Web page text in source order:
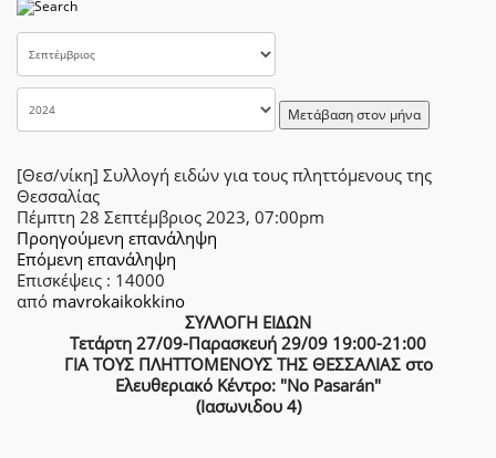
Μετάβαση στον μήνα
[Θεσ/νίκη] Συλλογή ειδών για τους πληττόμενους της
Θεσσαλίας
Πέμπτη 28 Σεπτέμβριος 2023, 07:00pm
Προηγούμενη επανάληψη
Επόμενη επανάληψη
Επισκέψεις : 14000
από mavrokaikokkino
ΣΥΛΛΟΓΗ ΕΙΔΩΝ
Τετάρτη 27/09-Παρασκευή 29/09 19:00-21:00
ΓΙΑ ΤΟΥΣ ΠΛΗΤΤΟΜΕΝΟΥΣ ΤΗΣ ΘΕΣΣΑΛΙΑΣ στο
Ελευθεριακό Κέντρο: "No Pasarán"
(Ιασωνιδου 4)